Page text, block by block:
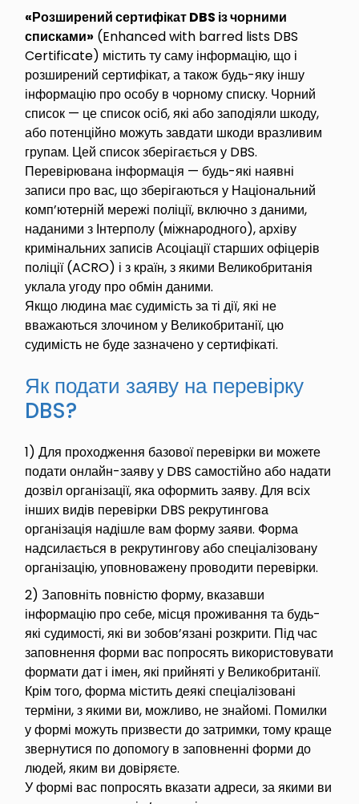
«Розширений сертифікат DBS із чорними
списками» (Enhanced with barred lists DBS
Certificate) містить ту саму інформацію, що і
розширений сертифікат, а також будь-яку іншу
інформацію про особу в чорному списку. Чорний
список — це список осіб, які або заподіяли шкоду,
або потенційно можуть завдати шкоди вразливим
групам. Цей список зберігається у DBS.
Перевірювана інформація — будь-які наявні
записи про вас, що зберігаються у Національний
комп’ютерній мережі поліції, включно з даними,
наданими з Інтерполу (міжнародного), архіву
кримінальних записів Асоціації старших офіцерів
поліції (ACRO) і з країн, з якими Великобританія
уклала угоду про обмін даними.
Якщо людина має судимість за ті дії, які не
вважаються злочином у Великобританії, цю
судимість не буде зазначено у сертифікаті.
Як подати заяву на перевірку
DBS?
1) Для проходження базової перевірки ви можете
подати онлайн-заяву у DBS самостійно або надати
дозвіл організації, яка оформить заяву. Для всіх
інших видів перевірки DBS рекрутингова
організація надішле вам форму заяви. Форма
надсилається в рекрутингову або спеціалізовану
організацію, уповноважену проводити перевірки.
2) Заповніть повністю форму, вказавши
інформацію про себе, місця проживання та будь-
які судимості, які ви зобов’язані розкрити. Під час
заповнення форми вас попросять використовувати
формати дат і імен, які прийняті у Великобританії.
Крім того, форма містить деякі спеціалізовані
терміни, з якими ви, можливо, не знайомі. Помилки
у формі можуть призвести до затримки, тому краще
звернутися по допомогу в заповненні форми до
людей, яким ви довіряєте.
У формі вас попросять вказати адреси, за якими ви